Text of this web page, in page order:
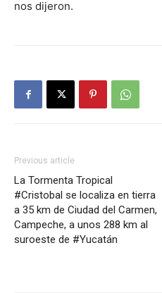
nos dijeron.
Previous article
La Tormenta Tropical
#Cristobal se localiza en tierra
a 35 km de Ciudad del Carmen,
Campeche, a unos 288 km al
suroeste de #Yucatán